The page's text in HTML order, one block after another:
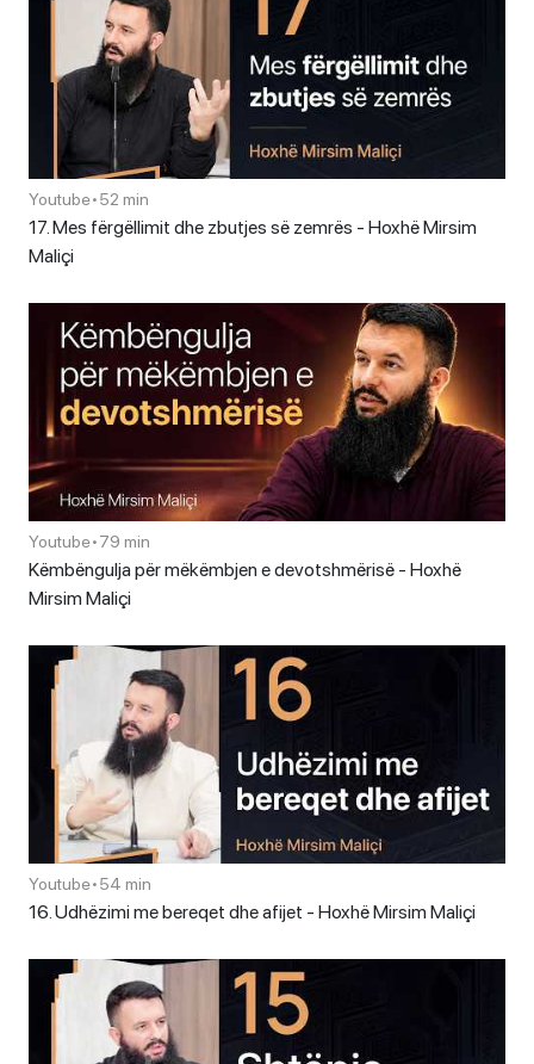
Youtube•52 min
17. Mes fërgëllimit dhe zbutjes së zemrës - Hoxhë Mirsim
Maliçi
Youtube•79 min
Këmbëngulja për mëkëmbjen e devotshmërisë - Hoxhë
Mirsim Maliçi
Youtube•54 min
16. Udhëzimi me bereqet dhe afijet - Hoxhë Mirsim Maliçi